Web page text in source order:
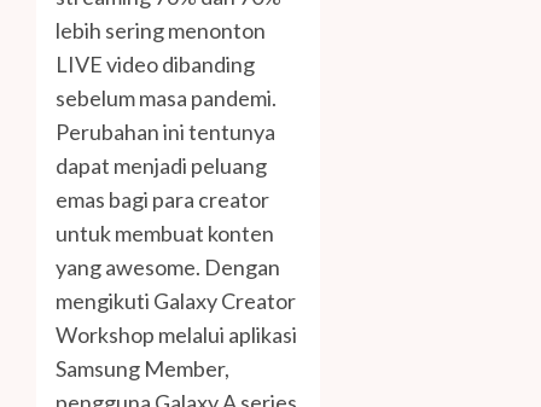
lebih sering menonton
LIVE video dibanding
sebelum masa pandemi.
Perubahan ini tentunya
dapat menjadi peluang
emas bagi para creator
untuk membuat konten
yang awesome. Dengan
mengikuti Galaxy Creator
Workshop melalui aplikasi
Samsung Member,